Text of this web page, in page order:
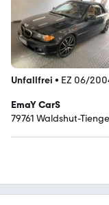
Unfallfrei • EZ 06/
EmaY CarS
79761 Waldshut-